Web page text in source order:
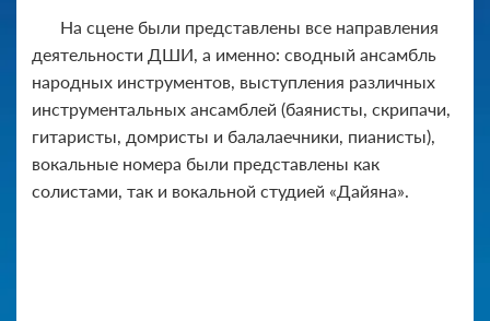
На сцене были представлены все направления
деятельности ДШИ, а именно: сводный ансамбль
народных инструментов, выступления различных
инструментальных ансамблей (баянисты, скрипачи,
гитаристы, домристы и балалаечники, пианисты),
вокальные номера были представлены как
солистами, так и вокальной студией «Дайяна».